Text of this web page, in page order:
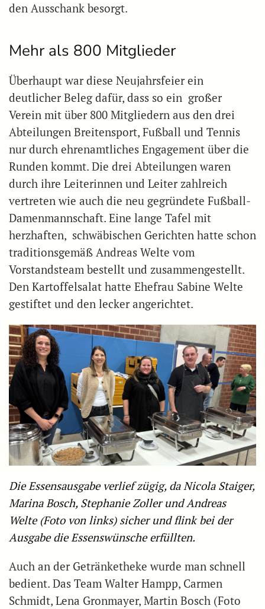
den Ausschank besorgt.
Mehr als 800 Mitglieder
Überhaupt war diese Neujahrsfeier ein
deutlicher Beleg dafür, dass so ein großer
Verein mit über 800 Mitgliedern aus den drei
Abteilungen Breitensport, Fußball und Tennis
nur durch ehrenamtliches Engagement über die
Runden kommt. Die drei Abteilungen waren
durch ihre Leiterinnen und Leiter zahlreich
vertreten wie auch die neu gegründete Fußball-
Damenmannschaft. Eine lange Tafel mit
herzhaften, schwäbischen Gerichten hatte schon
traditionsgemäß Andreas Welte vom
Vorstandsteam bestellt und zusammengestellt.
Den Kartoffelsalat hatte Ehefrau Sabine Welte
gestiftet und den lecker angerichtet.
Die Essensausgabe verlief zügig, da Nicola Staiger,
Marina Bosch, Stephanie Zoller und Andreas
Welte (Foto von links) sicher und flink bei der
Ausgabe die Essenswünsche erfüllten.
Auch an der Getränketheke wurde man schnell
bedient. Das Team Walter Hampp, Carmen
Schmidt, Lena Gronmayer, Martin Bosch (Foto